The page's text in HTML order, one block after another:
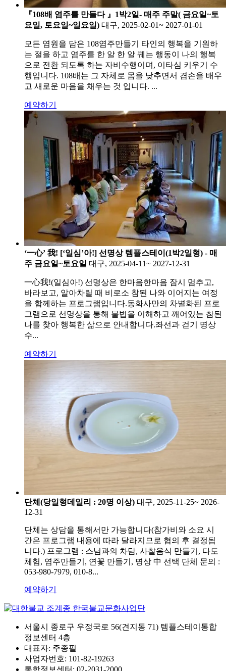
『108배 염주를 만들다 』1박2일- 매주 주말( 금요일~토
요일, 토요일~일요일) 대구, 2025-02-01~ 2027-01-01
모든 염원을 담은 108염주만들기 타인의 행복을 기원하
는 절을 하고 염주를 한 알 한 알 꿰는 행동이 나의 행복
으로 전환 되도록 하는 자비수행이며, 이타심 키우기 수
행입니다. 108배는 그 자체로 몸을 낮추면서 겸손을 배우
고 새로운 마음을 채우는 것 입니다. ...
예약하기
‘一心’ 我! [‘일심’아!] 선명상 템플스테이(1박2일형) - 매
주 금요일~토요일 대구, 2025-04-11~ 2027-12-31
一心我!(일심아!) 선명상은 한마음한마음 잠시 멈추고,
바라보고, 알아차릴 때 비로소 참된 나와 이어지는 여정
을 함께하는 프로그램입니다.동화사만의 차별화된 프로
그램으로 선명상을 통해 불법을 이해하고 깨어있는 참된
나를 찾아 행복한 삶으로 안내합니다.좌선과 걷기 명상
수...
예약하기
단체(당일형데일리 : 20명 이상) 대구, 2025-11-25~ 2026-
12-31
단체는 상담을 통해서만 가능합니다(참가비와 소요 시
간은 프로그램 내용에 따라 달라지므로 협의 후 결정됩
니다.) 프로그램 : 스님과의 차담, 사찰음식 만들기, 다도
체험, 염주만들기, 연꽃 만들기, 명상 中 선택 단체 문의 :
053-980-7979, 010-8...
예약하기
서울시 종로구 우정국로 56(견지동 71) 템플스테이통합
정보센터 4층
대표자: 주종필
사업자번호: 101-82-19263
통합정보센터: 02-2031-2000